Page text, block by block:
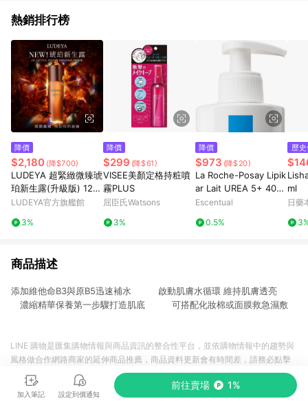
熱銷排行榜
降價
$2,180 (降$700)
LUDEYA 超緊緻微臻琥
珀新生露(升級版) 120
ml
LUDEYA官方旗艦館
3%
降價
$299 (降$61)
VISEE美顏定格持粧噴
霧PLUS
屈臣氏Watsons
3%
降價
$973 (降$20)
La Roche-Posay Lipik
ar Lait UREA 5+ 400
ml
Escentual
0.5%
歷
ml
日藥
商品描述
添加維他命B3與原B5迅速補水 啟動肌膚水循環 維持肌膚透亮
濃縮精華保養第一步驟打造肌底 可搭配化妝棉或面膜救急濕敷
加入筆記 設定到價通知
前往賣場 1%
LINE 購物是匯集購物情報與商品資訊的整合性平台，並依購物情報中的趨勢與
風格做合作網路商家的延伸商品推薦，商品資料更新會有時間差，請務必點擊
商品至各合作網路商家，確認現售價與購物條件，一切資訊以合作廠商網頁為
準。